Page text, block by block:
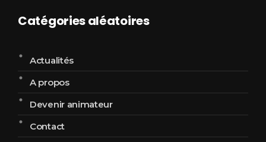
Catégories aléatoires
Actualités
A propos
Devenir animateur
Contact